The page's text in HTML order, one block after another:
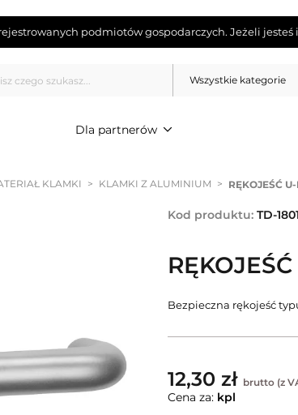
podmiotów gospodarczych. Jeżeli
Wszystkie kategorie
Dla partnerów
KLAMKI > KLAMKI Z ALUMINIUM > RĘKOJEŚĆ
Kod produktu: TD-
Bezpieczna rękojeść
12,30 zł brutto (z
Cena za: kpl